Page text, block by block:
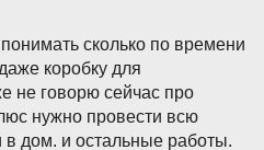
сколько по времени
коробку для
не говорю сейчас про
нужно провести всю
в дом. и остальные работы.